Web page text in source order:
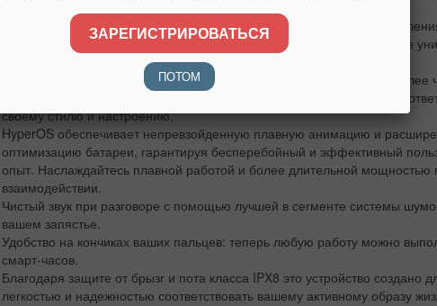
От бега до йоги: наслаждайтесь функцией автоматического
спортивных режимов , что делает отслеживание активности таким же
как и ваша программа тренировок
Откройте для себя бесконечные возможности персонализации с более
уникальными циферблатами, которые позволят вам каждый день
своему стилю и настроению.
HyperOS обеспечивает непревзойденную плавную анимацию и
оптимизацию батареи, гарантируя бесперебойный и эффективный
опыт. Наслаждайтесь плавной работой и более длительной мощностью
взаимодействии.
Чистый звук при разговоре с помощью лучшей в сегменте системы
вашем запястье.
Удобство на кончиках ваших пальцев: теперь любую работу можно
смарт-часов.
Благодаря защите от брызг и пота класса IPX8 это устройство создано
легкостью и надежностью соответствовать вашему активному образу
ЗАРЕГИСТРИРОВАТЬСЯ
ПОТОМ